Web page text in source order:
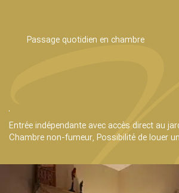
Passage quotidien en chambre
Entrée indépendante avec accès direct au
Chambre non-fumeur, Possibilité de louer